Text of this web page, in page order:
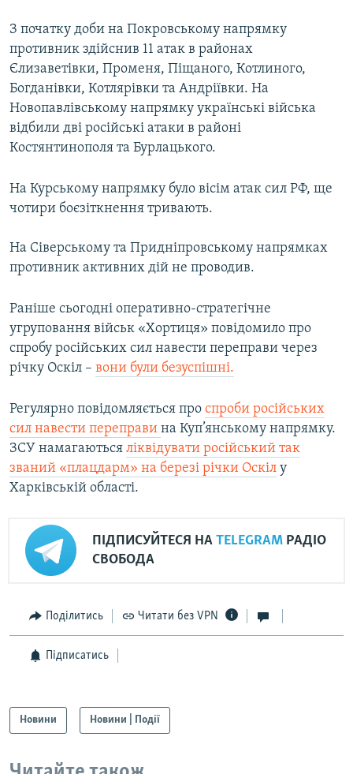
З початку доби на Покровському напрямку
противник здійснив 11 атак в районах
Єлизаветівки, Променя, Піщаного, Котлиного,
Богданівки, Котлярівки та Андріївки. На
Новопавлівському напрямку українські війська
відбили дві російські атаки в районі
Костянтинополя та Бурлацького.
На Курському напрямку було вісім атак сил РФ, ще
чотири боєзіткнення тривають.
На Сіверському та Придніпровському напрямках
противник активних дій не проводив.
Раніше сьогодні оперативно-стратегічне
угруповання військ «Хортиця» повідомило про
спробу російських сил навести переправи через
річку Оскіл – вони були безуспішні.
Регулярно повідомляється про спроби російських
сил навести переправи на Куп’янському напрямку.
ЗСУ намагаються ліквідувати російський так
званий «плацдарм» на березі річки Оскіл у
Харківській області.
ПІДПИСУЙТЕСЯ НА TELEGRAM РАДІО
СВОБОДА
Поділитись Читати без VPN
Підписатись
Новини Новини | Події